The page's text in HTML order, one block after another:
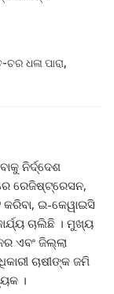
ଧଳା ପାରା,
ନିର୍ଦ୍ଦେଶ
ରେଜିଷ୍ଟ୍ରେସନ,
ଇ-କେୱାଇସି
ଚାଲିଛି । ମୁଖ୍ୟ
ଏବଂ ଜିଲ୍ଲା
ଚାଷୀଙ୍କ ଜମି
।